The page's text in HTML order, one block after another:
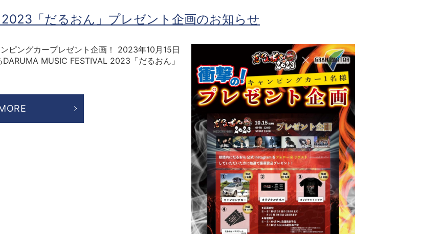
2023「だるおん」プレゼント企画のお知らせ
ピングカープレゼント企画！ 2023年10月15日
MUSIC FESTIVAL 2023「だるおん」